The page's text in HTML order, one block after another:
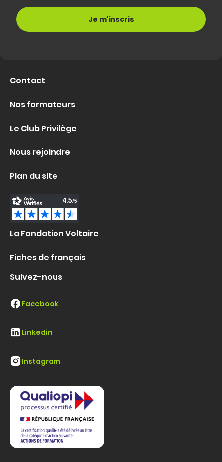
Contact
Nos formateurs
Le Club Privilège
Nous rejoindre
Plan du site
La Fondation Voltaire
Fiches de français
Suivez-nous
Facebook
Linkedin
Instagram